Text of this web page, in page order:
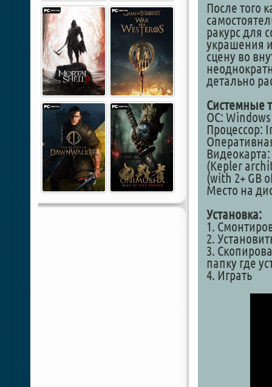
После того
ракурс для
украшения
сцену во
детально
Системные
ОС:
Процессор:
Видеокарта:
(Kepler
(with 2+ GB
Место на
Установка:
1.
2.
3.
папку где
4. Играть